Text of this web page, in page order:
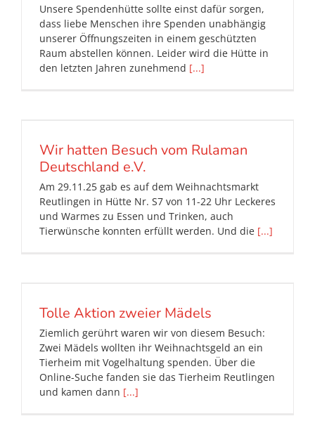
Unsere Spendenhütte sollte einst dafür sorgen,
dass liebe Menschen ihre Spenden unabhängig
unserer Öffnungszeiten in einem geschützten
Raum abstellen können. Leider wird die Hütte in
den letzten Jahren zunehmend [...]
Wir hatten Besuch vom Rulaman
Deutschland e.V.
Am 29.11.25 gab es auf dem Weihnachtsmarkt
Reutlingen in Hütte Nr. S7 von 11-22 Uhr Leckeres
und Warmes zu Essen und Trinken, auch
Tierwünsche konnten erfüllt werden. Und die [...]
Tolle Aktion zweier Mädels
Ziemlich gerührt waren wir von diesem Besuch:
Zwei Mädels wollten ihr Weihnachtsgeld an ein
Tierheim mit Vogelhaltung spenden. Über die
Online-Suche fanden sie das Tierheim Reutlingen
und kamen dann [...]